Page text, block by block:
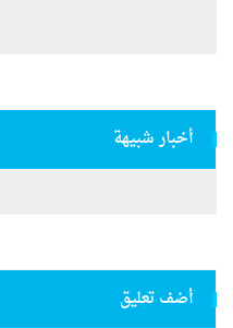
أخبار شبيهة
أضف تعليق